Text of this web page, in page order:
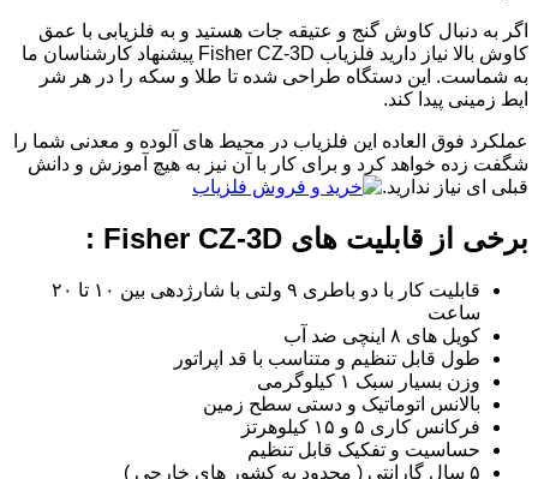
اگر به دنبال کاوش گنج و عتیقه جات هستید و به فلزیابی با عمق
کاوش بالا نیاز دارید فلزیاب Fisher CZ-3D پیشنهاد کارشناسان ما
به شماست. این دستگاه طراحی شده تا طلا و سکه را در هر شر
ایط زمینی پیدا کند.
عملکرد فوق العاده این فلزیاب در محیط های آلوده و معدنی شما را
شگفت زده خواهد کرد و برای کار با آن نیز به هیچ آموزش و دانش
قبلی ای نیاز ندارید.
برخی از قابلیت های Fisher CZ-3D :
قابلیت کار با دو باطری ۹ ولتی با شارژدهی بین ۱۰ تا ۲۰
ساعت
کویل های ۸ اینچی ضد آب
طول قابل تنظیم و متناسب با قد اپراتور
وزن بسیار سبک ۱ کیلوگرمی
بالانس اتوماتیک و دستی سطح زمین
فرکانس کاری ۵ و ۱۵ کیلوهرتز
حساسیت و تفکیک قابل تنظیم
۵ سال گارانتی ( محدود به کشور های خارجی )